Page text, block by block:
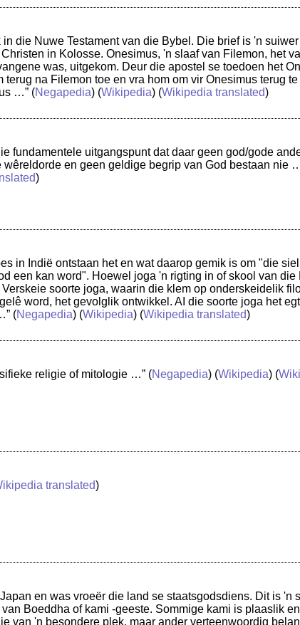
die Nuwe Testament van die Bybel. Die brief is 'n
in Kolosse. Onesimus, 'n slaaf van Filemon, het
was, uitgekom. Deur die apostel se toedoen het
na Filemon toe en vra hom om vir Onesimus terug
…” (Negapedia) (Wikipedia) (Wikipedia translated)
fundamentele uitgangspunt dat daar geen god/gode
en geen geldige begrip van God bestaan nie
)
in Indië ontstaan het en wat daarop gemik is om "die
een kan word". Hoewel joga 'n rigting in of skool van
soorte joga, waarin die klem op onderskeidelik
word, het gevolglik ontwikkel. AI die soorte joga het
(Negapedia) (Wikipedia) (Wikipedia translated)
religie of mitologie …” (Negapedia) (Wikipedia) (
translated)
en was vroeër die land se staatsgodsdiens. Dit is 'n
Boeddha of kami -geeste. Sommige kami is plaaslik
van 'n besondere plek, maar ander verteenwoordig